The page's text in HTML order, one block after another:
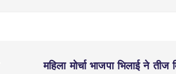
महिला मोर्चा भाजपा भिलाई ने तीज